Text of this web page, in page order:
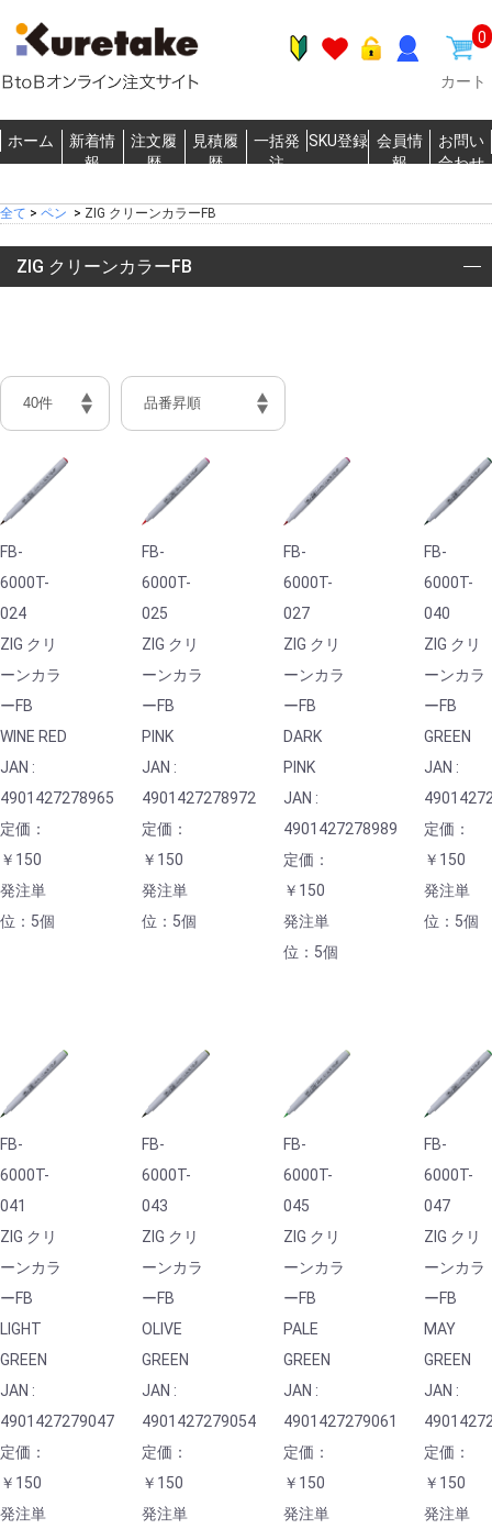
0
カート
ホーム
新着情
報
注文履
歴
見積履
歴
一括発
注
SKU登録 会員情
報
お問い
合わせ
全て > ペン > ZIG クリーンカラーFB
ZIG クリーンカラーFB
FB-
6000T-
024
ZIG クリ
ーンカラ
ーFB
WINE RED
JAN :
4901427278965
定価：
￥150
発注単
位：5個
FB-
6000T-
025
ZIG クリ
ーンカラ
ーFB
PINK
JAN :
4901427278972
定価：
￥150
発注単
位：5個
FB-
6000T-
027
ZIG クリ
ーンカラ
ーFB
DARK
PINK
JAN :
4901427278989
定価：
￥150
発注単
位：5個
FB-
6000T-
040
ZIG クリ
ーンカラ
ーFB
GREEN
JAN :
定価：
￥150
発注単
位：5個
FB-
6000T-
041
ZIG クリ
ーンカラ
ーFB
LIGHT
GREEN
JAN :
4901427279047
定価：
￥150
発注単
FB-
6000T-
043
ZIG クリ
ーンカラ
ーFB
OLIVE
GREEN
JAN :
4901427279054
定価：
￥150
発注単
FB-
6000T-
045
ZIG クリ
ーンカラ
ーFB
PALE
GREEN
JAN :
4901427279061
定価：
￥150
発注単
FB-
6000T-
047
ZIG クリ
ーンカラ
ーFB
MAY
GREEN
JAN :
定価：
￥150
発注単